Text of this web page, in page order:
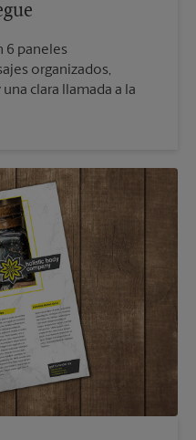
6 paneles
organizados,
clara llamada a la